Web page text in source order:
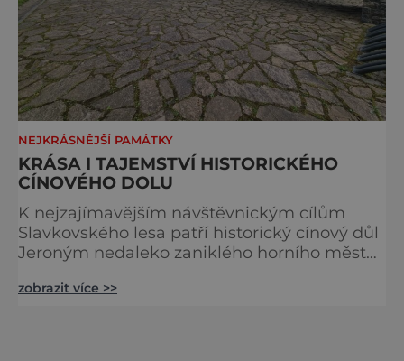
NEJKRÁSNĚJŠÍ PAMÁTKY
KRÁSA I TAJEMSTVÍ HISTORICKÉHO
CÍNOVÉHO DOLU
K nejzajímavějším návštěvnickým cílům
Slavkovského lesa patří historický cínový důl
Jeroným nedaleko zaniklého horního města
středověku. Národní kulturní památka je
zobrazit více >>